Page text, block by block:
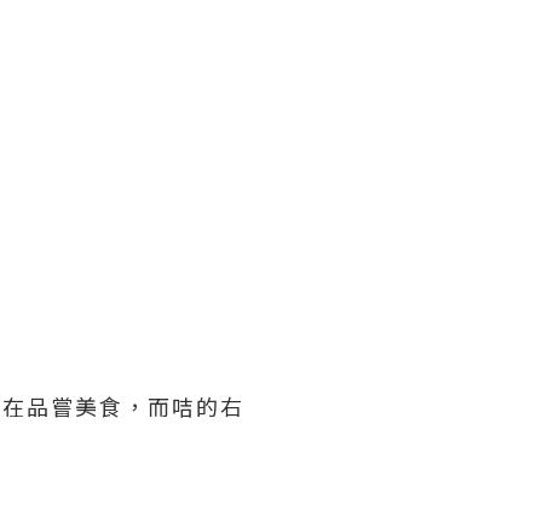
品嘗美食，而咭的右